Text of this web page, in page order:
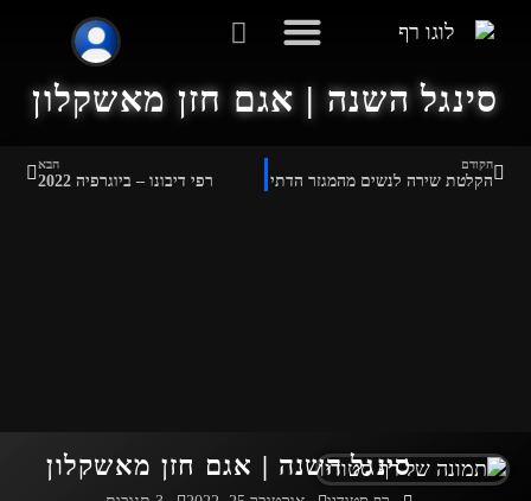
סינגל השנה | אגם חזן מאשקלון
הקודם
הקלטת שירה לנשים מהמגזר הדתי
הבא
רפי דיבונו – ביוגרפיה 2022
סינגל השנה | אגם חזן מאשקלון